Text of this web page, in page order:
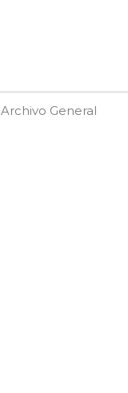
Archivo General